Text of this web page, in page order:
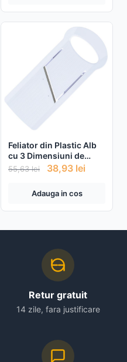
Feliator din Plastic Alb
cu 3 Dimensiuni de
Taiere pentru Legume si
55,63lei 38,93 lei
Adauga in cos
Retur gratuit
14 zile, fara justificare